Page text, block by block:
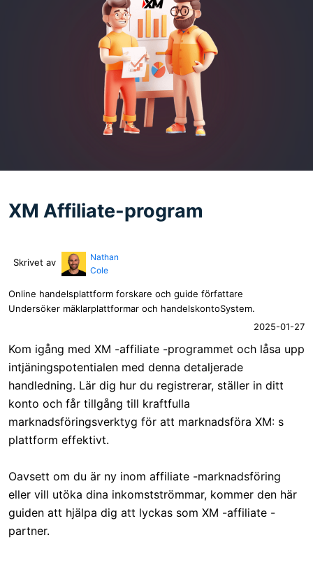
XM Affiliate-program
Skrivet av
Nathan
Cole
Online handelsplattform forskare och guide författare
Undersöker mäklarplattformar och handelskontoSystem.
2025-01-27
Kom igång med XM -affiliate -programmet och låsa upp
intjäningspotentialen med denna detaljerade
handledning. Lär dig hur du registrerar, ställer in ditt
konto och får tillgång till kraftfulla
marknadsföringsverktyg för att marknadsföra XM: s
plattform effektivt.
Oavsett om du är ny inom affiliate -marknadsföring
eller vill utöka dina inkomstströmmar, kommer den här
guiden att hjälpa dig att lyckas som XM -affiliate -
partner.